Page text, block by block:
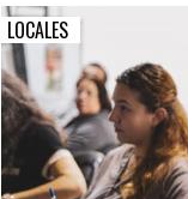
LOCALES